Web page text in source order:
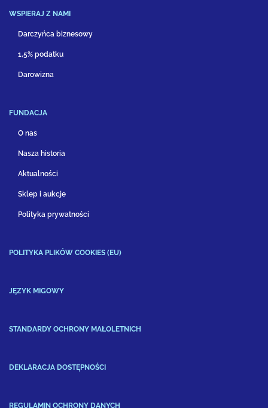
WSPIERAJ Z NAMI
Darczyńca biznesowy
1,5% podatku
Darowizna
FUNDACJA
O nas
Nasza historia
Aktualności
Sklep i aukcje
Polityka prywatności
POLITYKA PLIKÓW COOKIES (EU)
JĘZYK MIGOWY
STANDARDY OCHRONY MAŁOLETNICH
DEKLARACJA DOSTĘPNOŚCI
REGULAMIN OCHRONY DANYCH